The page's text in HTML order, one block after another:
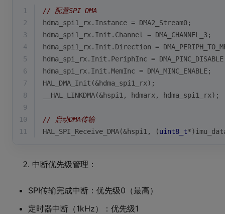
1
// 配置SPI DMA
2
hdma_spi1_rx.Instance = DMA2_Stream0;
3
hdma_spi1_rx.Init.Channel = DMA_CHANNEL_3;
4
hdma_spi1_rx.Init.Direction =
5
hdma_spi_rx.Init.PeriphInc =
6
hdma_spi_rx.Init.MemInc = DMA_MINC_ENABLE;
7
HAL_DMA_Init(&hdma_spi1_rx);
8
__HAL_LINKDMA(&hspi1, hdmarx, hdma_spi1_rx);
9
10
// 启动DMA传输
11
HAL_SPI_Receive_DMA(&hspi1, (uint8_t
中断优先级管理：
SPI传输完成中断：优先级0（最高）
定时器中断（1kHz）：优先级1